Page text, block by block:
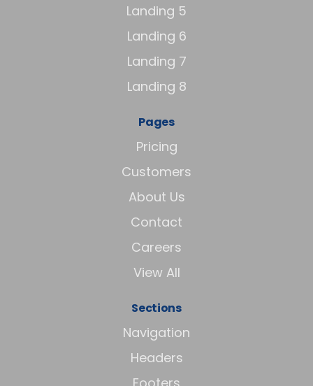
Landing 5
Landing 6
Landing 7
Landing 8
Pages
Pricing
Customers
About Us
Contact
Careers
View All
Sections
Navigation
Headers